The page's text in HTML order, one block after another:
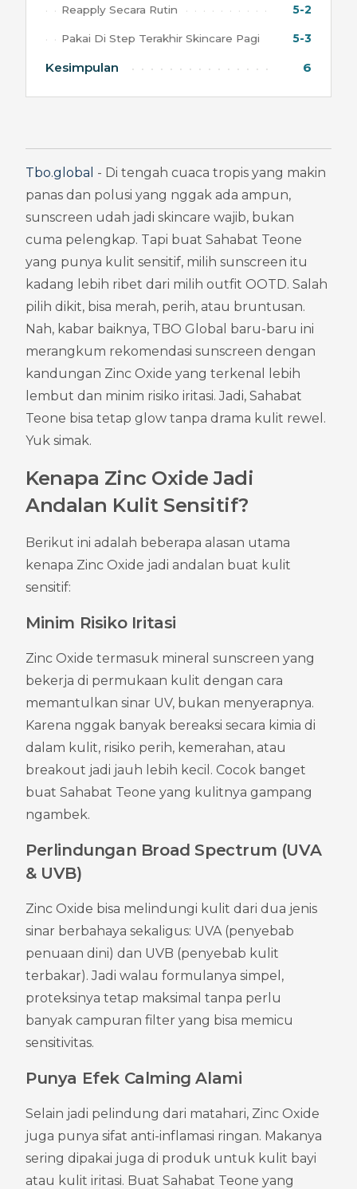
Reapply Secara Rutin 5-2
Pakai Di Step Terakhir Skincare Pagi 5-3
Kesimpulan 6
Tbo.global - Di tengah cuaca tropis yang makin
panas dan polusi yang nggak ada ampun,
sunscreen udah jadi skincare wajib, bukan
cuma pelengkap. Tapi buat Sahabat Teone
yang punya kulit sensitif, milih sunscreen itu
kadang lebih ribet dari milih outfit OOTD. Salah
pilih dikit, bisa merah, perih, atau bruntusan.
Nah, kabar baiknya, TBO Global baru-baru ini
merangkum rekomendasi sunscreen dengan
kandungan Zinc Oxide yang terkenal lebih
lembut dan minim risiko iritasi. Jadi, Sahabat
Teone bisa tetap glow tanpa drama kulit rewel.
Yuk simak.
Kenapa Zinc Oxide Jadi
Andalan Kulit Sensitif?
Berikut ini adalah beberapa alasan utama
kenapa Zinc Oxide jadi andalan buat kulit
sensitif:
Minim Risiko Iritasi
Zinc Oxide termasuk mineral sunscreen yang
bekerja di permukaan kulit dengan cara
memantulkan sinar UV, bukan menyerapnya.
Karena nggak banyak bereaksi secara kimia di
dalam kulit, risiko perih, kemerahan, atau
breakout jadi jauh lebih kecil. Cocok banget
buat Sahabat Teone yang kulitnya gampang
ngambek.
Perlindungan Broad Spectrum (UVA
& UVB)
Zinc Oxide bisa melindungi kulit dari dua jenis
sinar berbahaya sekaligus: UVA (penyebab
penuaan dini) dan UVB (penyebab kulit
terbakar). Jadi walau formulanya simpel,
proteksinya tetap maksimal tanpa perlu
banyak campuran filter yang bisa memicu
sensitivitas.
Punya Efek Calming Alami
Selain jadi pelindung dari matahari, Zinc Oxide
juga punya sifat anti-inflamasi ringan. Makanya
sering dipakai juga di produk untuk kulit bayi
atau kulit iritasi. Buat Sahabat Teone yang